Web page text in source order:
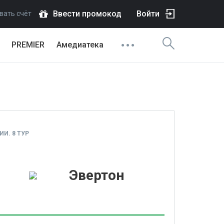
счёт Ввести промокод Войти
PREMIER Амедиатека
8 ТУР
Эвертон